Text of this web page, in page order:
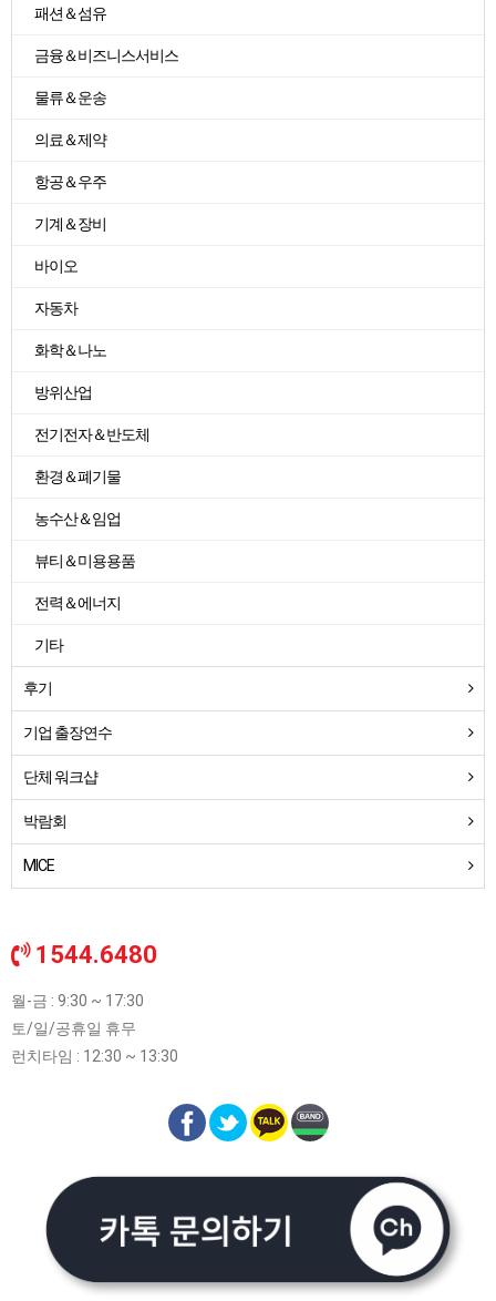
패션＆섬유
금융＆비즈니스서비스
물류＆운송
의료＆제약
항공＆우주
기계＆장비
바이오
자동차
화학＆나노
방위산업
전기전자＆반도체
환경＆폐기물
농수산＆임업
뷰티＆미용용품
전력＆에너지
기타
후기
기업 출장연수
단체 워크샵
박람회
MICE
1544.6480
월-금 : 9:30 ~ 17:30
토/일/공휴일 휴무
런치타임 : 12:30 ~ 13:30